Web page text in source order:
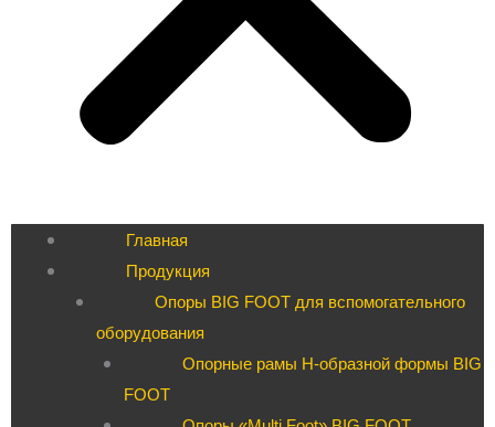
Главная
Продукция
Опоры BIG FOOT для вспомогательного
оборудования
Опорные рамы H-образной формы BIG
FOOT